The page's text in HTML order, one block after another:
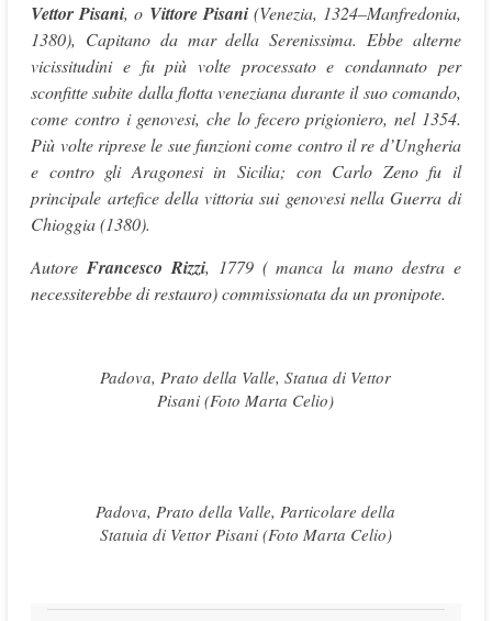
First Folio di Shakespeare
Vettor Pisani, o Vittore Pisani(Venezia, 1324–Manfredonia,
1380), Capitano da mar della Serenissima. Ebbe alterne
vicissitudini e fu più volte processato e condannato per
sconfitte subite dalla flotta veneziana durante il suo comando,
come contro i genovesi, che lo fecero prigioniero, nel 1354.
Più volte riprese le sue funzioni come contro il re d’Ungheria
e contro gli Aragonesi in Sicilia; con Carlo Zeno fu il
principale artefice della vittoria sui genovesi nella Guerra di
Chioggia (1380).
Autore Francesco Rizzi, 1779 ( manca la mano destra e
necessiterebbe di restauro) commissionata da un pronipote.
Padova, Prato della Valle, Statua di Vettor
Pisani (Foto Marta Celio)
Padova, Prato della Valle, Particolare della
Statuia di Vettor Pisani (Foto Marta Celio)